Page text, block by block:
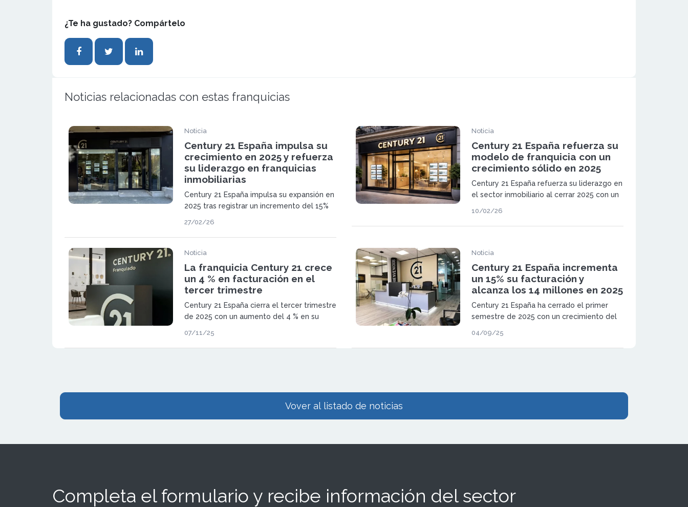
¿Te ha gustado? Compártelo
Noticias relacionadas con estas franquicias
Noticia
Century 21 España impulsa su
crecimiento en 2025 y refuerza
su liderazgo en franquicias
inmobiliarias
Century 21 España impulsa su expansión en
2025 tras registrar un incremento del 15%
euros en volumen de negocio. La red
refuerza su posicionamiento como
referente en franquicias inmobiliarias.
27/02/26
Noticia
Century 21 España refuerza su
modelo de franquicia con un
crecimiento sólido en 2025
Century 21 España refuerza su liderazgo en
el sector inmobiliario al cerrar 2025 con un
su modelo de franquicia en un mercado
10/02/26
Noticia
La franquicia Century 21 crece
un 4 % en facturación en el
tercer trimestre
Century 21 España cierra el tercer trimestre
de 2025 con un aumento del 4 % en su
euros. La red inmobiliaria atribuye su
crecimiento a una estrategia basada en la
07/11/25
Noticia
Century 21 España incrementa
un 15% su facturación y
alcanza los 14 millones en 2025
Century 21 España ha cerrado el primer
semestre de 2025 con un crecimiento del
millones de euros y gestionando
operaciones por valor de 600 millones.
04/09/25
Vover al listado de noticias
Completa el formulario y recibe información del sector